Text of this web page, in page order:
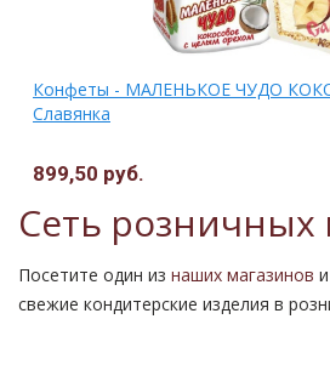
Конфеты - МАЛЕНЬКОЕ ЧУДО
Славянка
899,50 руб.
Сеть розничных
Посетите один из наших магазинов
свежие кондитерские изделия в